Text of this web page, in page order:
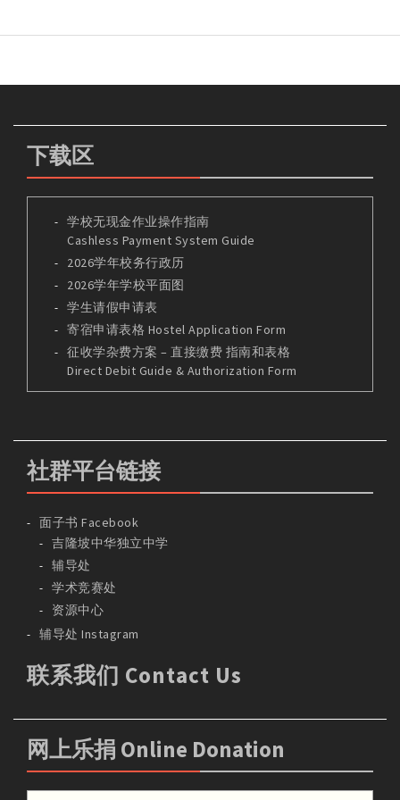
下载区
学校无现金作业操作指南
Cashless Payment System Guide
2026学年校务行政历
2026学年学校平面图
学生请假申请表
寄宿申请表格 Hostel Application Form
征收学杂费方案 – 直接缴费 指南和表格
Direct Debit Guide & Authorization Form
社群平台链接
面子书 Facebook
吉隆坡中华独立中学
辅导处
学术竞赛处
资源中心
辅导处 Instagram
联系我们 Contact Us
网上乐捐 Online Donation